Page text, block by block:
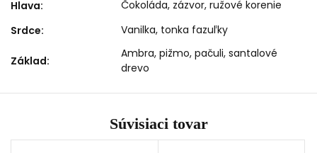
Hlava:
Čokoláda, zázvor, ružové korenie
Srdce: Vanilka, tonka fazuľky
Základ:
Ambra, pižmo, pačuli, santalové
drevo
Súvisiaci tovar